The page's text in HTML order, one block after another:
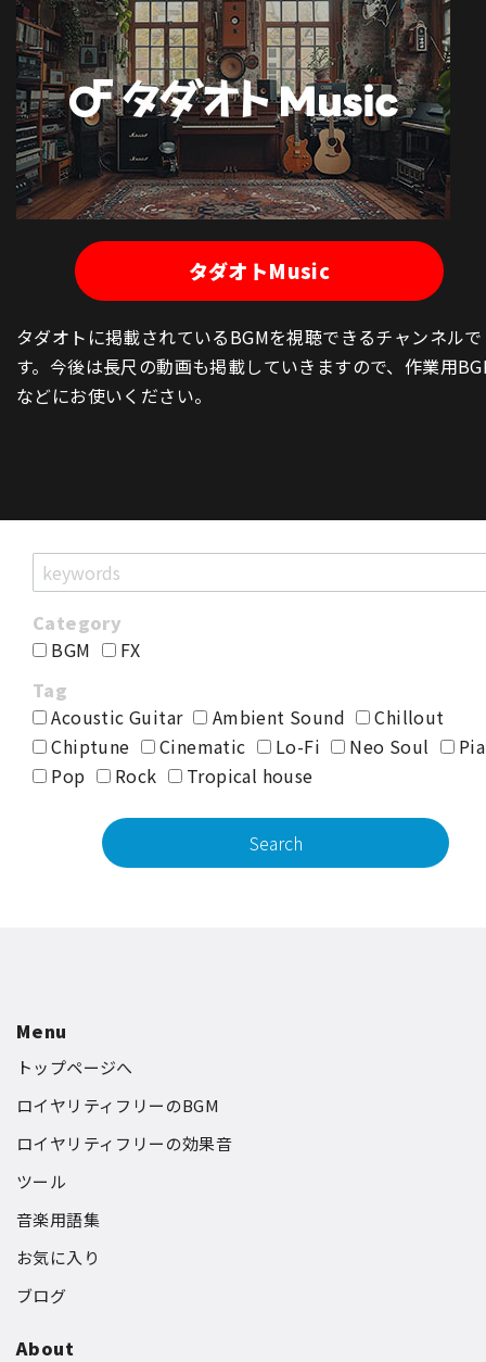
タダオトMusic
タダオトに掲載されているBGMを視聴できるチャンネルで
す。今後は長尺の動画も掲載していきますので、作業用
などにお使いください。
BGM FX
Acoustic Guitar Ambient Sound
Chillout
Chiptune
Cinematic Lo-Fi Neo Soul
Pop
Rock Tropical house
Menu
トップページへ
ロイヤリティフリーのBGM
ロイヤリティフリーの効果音
ツール
音楽用語集
お気に入り
ブログ
About